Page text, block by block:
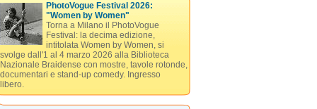
PhotoVogue Festival 2026:
"Women by Women"
Torna a Milano il PhotoVogue
Festival: la decima edizione,
intitolata Women by Women, si
svolge dall'1 al 4 marzo 2026 alla Biblioteca
Nazionale Braidense con mostre, tavole rotonde,
documentari e stand-up comedy. Ingresso
libero.